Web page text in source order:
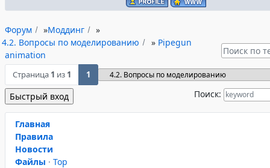
Форум »Моддинг
»
4.2. Вопросы по моделированию
» Pipegun
animation
Страница 1 из 1 1
Поиск:
Главная
Правила
Новости
Файлы · Top